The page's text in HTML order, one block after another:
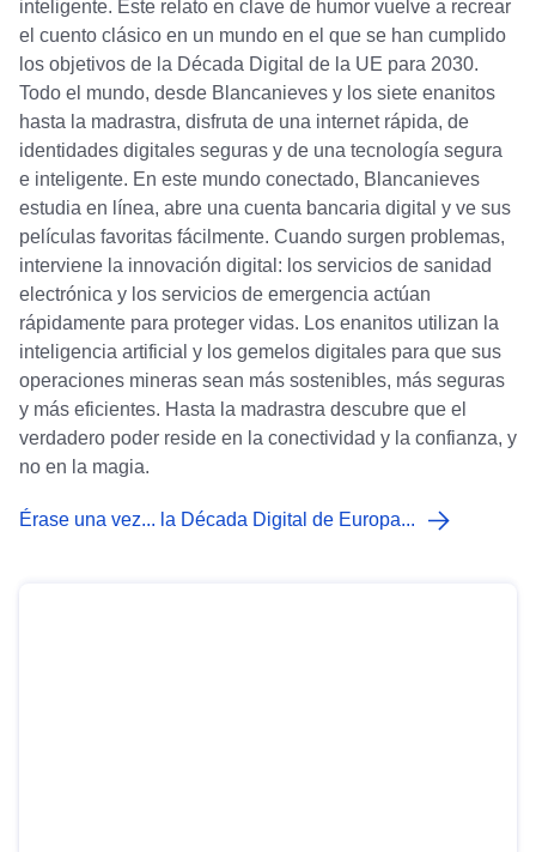
inteligente. Este relato en clave de humor vuelve a recrear
el cuento clásico en un mundo en el que se han cumplido
los objetivos de la Década Digital de la UE para 2030.
Todo el mundo, desde Blancanieves y los siete enanitos
hasta la madrastra, disfruta de una internet rápida, de
identidades digitales seguras y de una tecnología segura
e inteligente. En este mundo conectado, Blancanieves
estudia en línea, abre una cuenta bancaria digital y ve sus
películas favoritas fácilmente. Cuando surgen problemas,
interviene la innovación digital: los servicios de sanidad
electrónica y los servicios de emergencia actúan
rápidamente para proteger vidas. Los enanitos utilizan la
inteligencia artificial y los gemelos digitales para que sus
operaciones mineras sean más sostenibles, más seguras
y más eficientes. Hasta la madrastra descubre que el
verdadero poder reside en la conectividad y la confianza, y
no en la magia.
Érase una vez... la Década Digital de Europa...